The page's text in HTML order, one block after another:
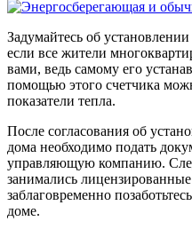
Задумайтесь об
если все жители
вами, ведь самому его
помощью этого счетчика
показатели тепла.
После согласования об
дома необходимо подать
управляющую компанию.
занимались
заблаговременно
доме.